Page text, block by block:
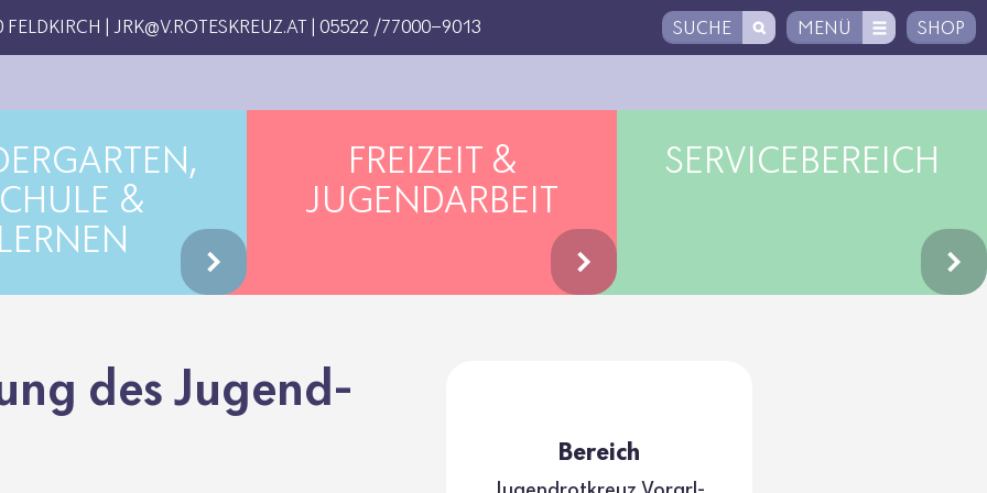
| JRK@V.ROTESKREUZ.AT 05522 /77000-9013 SUCHE MENÜ SHOP
&
LERNEN
FREIZEIT &
JUGENDARBEIT
SERVICEBEREICH
des Jugend­
Bereich